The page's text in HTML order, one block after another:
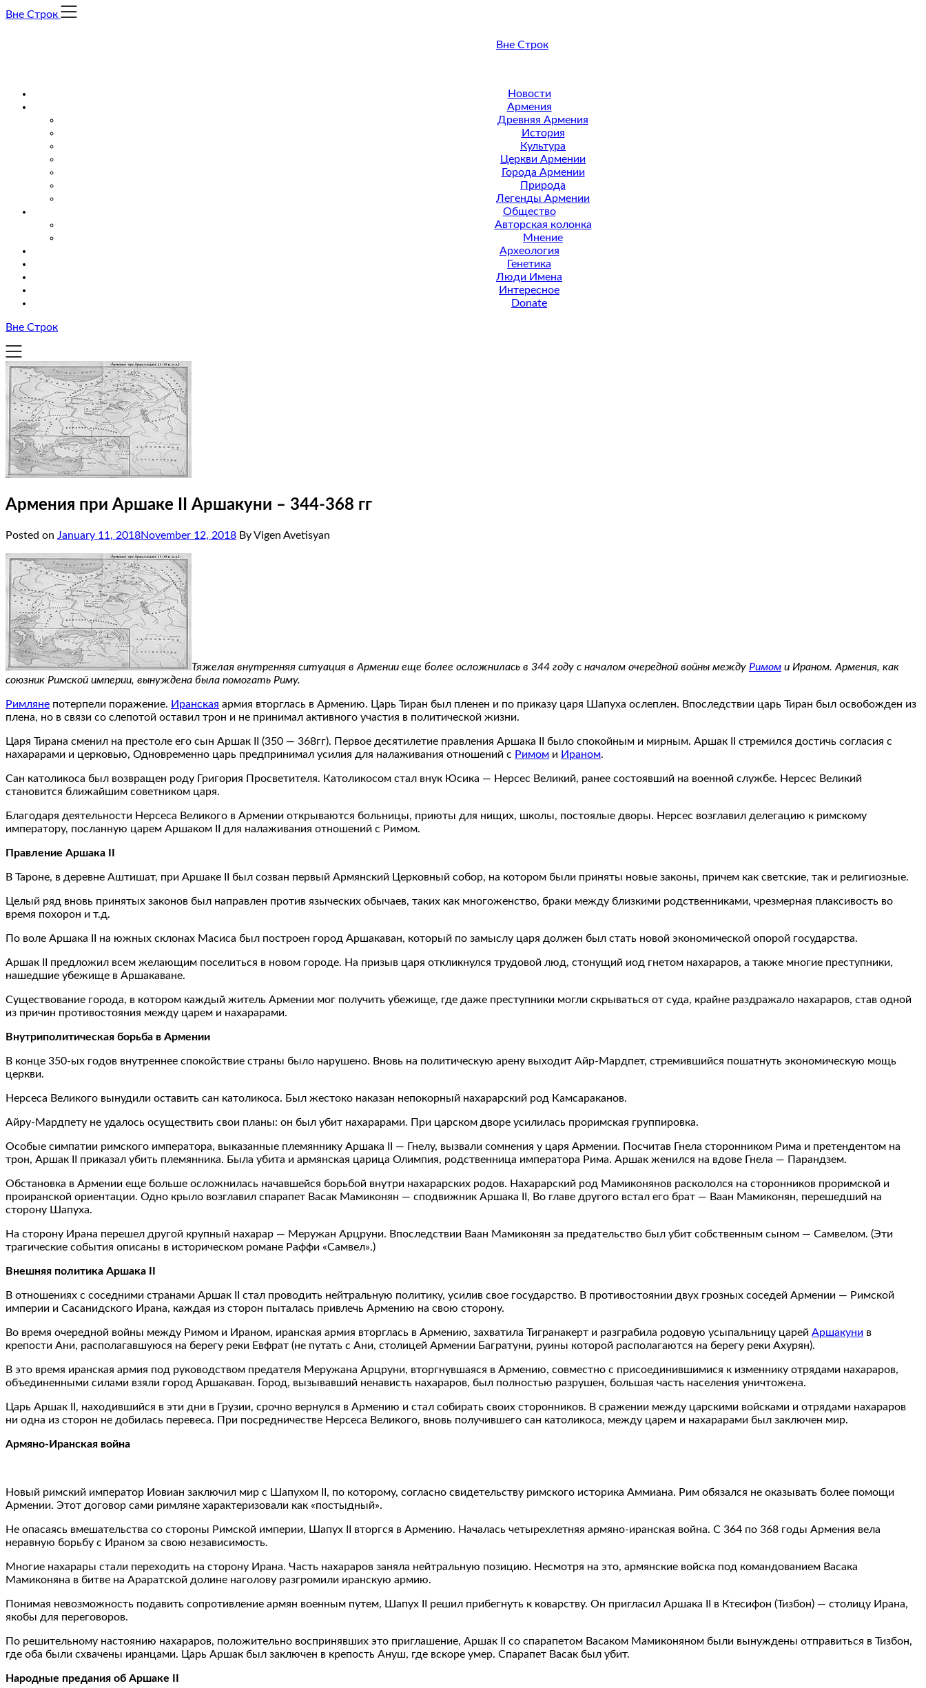
Skip
Вне Строк
Вне Строк
Новости
Армения
Древняя Армения
История
Культура
Церкви Армении
Города Армении
Природа
Легенды Армении
Общество
Авторская колонка
Мнение
Археология
Генетика
Люди Имена
Интересное
Donate
Вне Строк
Армения при Аршаке II Аршакуни – 344-368 гг
Posted on January 11, 2018November 12, 2018 By Vigen Avetisyan
Тяжелая внутренняя ситуация в Армении еще более осложнилась в 344 году с началом очередной войны между Римом и Ираном. Армения, как
союзник Римской империи, вынуждена была помогать Риму.
Римляне потерпели поражение. Иранская армия вторглась в Армению. Царь Тиран был пленен и по приказу царя Шапуха ослеплен. Впоследствии царь Тиран был освобожден из
плена, но в связи со слепотой оставил трон и не принимал активного участия в политической жизни.
Царя Тирана сменил на престоле его сын Аршак II (350 — 368гг). Первое десятилетие правления Аршака II было спокойным и мирным. Аршак II стремился достичь согласия с
нахарарами и церковью, Одновременно царь предпринимал усилия для налаживания отношений с Римом и Ираном.
Сан католикоса был возвращен роду Григория Просветителя. Католикосом стал внук Юсика — Нерсес Великий, ранее состоявший на военной службе. Нерсес Великий
становится ближайшим советником царя.
Благодаря деятельности Нерсеса Великого в Армении открываются больницы, приюты для нищих, школы, постоялые дворы. Нерсес возглавил делегацию к римскому
императору, посланную царем Аршаком II для налаживания отношений с Римом.
Правление Аршака II
В Тароне, в деревне Аштишат, при Аршаке II был созван первый Армянский Церковный собор, на котором были приняты новые законы, причем как светские, так и религиозные.
Целый ряд вновь принятых законов был направлен против языческих обычаев, таких как многоженство, браки между близкими родственниками, чрезмерная плаксивость во
время похорон и т.д.
По воле Аршака II на южных склонах Масиса был построен город Аршакаван, который по замыслу царя должен был стать новой экономической опорой государства.
Аршак II предложил всем желающим поселиться в новом городе. На призыв царя откликнулся трудовой люд, стонущий иод гнетом нахараров, а также многие преступники,
нашедшие убежище в Аршакаване.
Существование города, в котором каждый житель Армении мог получить убежище, где даже преступники могли скрываться от суда, крайне раздражало нахараров, став одной
из причин противостояния между царем и нахарарами.
Внутриполитическая борьба в Армении
В конце 350-ых годов внутреннее спокойствие страны было нарушено. Вновь на политическую арену выходит Айр-Мардпет, стремившийся пошатнуть экономическую мощь
церкви.
Нерсеса Великого вынудили оставить сан католикоса. Был жестоко наказан непокорный нахарарский род Камсараканов.
Айру-Мардпету не удалось осуществить свои планы: он был убит нахарарами. При царском дворе усилилась проримская группировка.
Особые симпатии римского императора, выказанные племяннику Аршака II — Гнелу, вызвали сомнения у царя Армении. Посчитав Гнела сторонником Рима и претендентом на
трон, Аршак II приказал убить племянника. Была убита и армянская царица Олимпия, родственница императора Рима. Аршак женился на вдове Гнела — Парандзем.
Обстановка в Армении еще больше осложнилась начавшейся борьбой внутри нахарарских родов. Нахарарский род Мамиконянов раскололся на сторонников проримской и
проиранской ориентации. Одно крыло возглавил спарапет Васак Мамиконян — сподвижник Аршака II, Во главе другого встал его брат — Ваан Мамиконян, перешедший на
сторону Шапуха.
На сторону Ирана перешел другой крупный нахарар — Меружан Арцруни. Впоследствии Ваан Мамиконян за предательство был убит собственным сыном — Самвелом. (Эти
трагические события описаны в историческом романе Раффи «Самвел».)
Внешняя политика Аршака II
В отношениях с соседними странами Аршак II стал проводить нейтральную политику, усилив свое государство. В противостоянии двух грозных соседей Армении — Римской
империи и Сасанидского Ирана, каждая из сторон пыталась привлечь Армению на свою сторону.
Во время очередной войны между Римом и Ираном, иранская армия вторглась в Армению, захватила Тигранакерт и разграбила родовую усыпальницу царей Аршакуни в
крепости Ани, располагавшуюся на берегу реки Евфрат (не путать с Ани, столицей Армении Багратуни, руины которой располагаются на берегу реки Ахурян).
В это время иранская армия под руководством предателя Меружана Арцруни, вторгнувшаяся в Армению, совместно с присоединившимися к изменнику отрядами нахараров,
объединенными силами взяли город Аршакаван. Город, вызывавший ненависть нахараров, был полностью разрушен, большая часть населения уничтожена.
Царь Аршак II, находившийся в эти дни в Грузии, срочно вернулся в Армению и стал собирать своих сторонников. В сражении между царскими войсками и отрядами нахараров
ни одна из сторон не добилась перевеса. При посредничестве Нерсеса Великого, вновь получившего сан католикоса, между царем и нахарарами был заключен мир.
Армяно-Иранская война
Новый римский император Иовиан заключил мир с Шапухом II, по которому, согласно свидетельству римского историка Аммиана. Рим обязался не оказывать более помощи
Армении. Этот договор сами римляне характеризовали как «постыдный».
Не опасаясь вмешательства со стороны Римской империи, Шапух II вторгся в Армению. Началась четырехлетняя армяно-иранская война. С 364 по 368 годы Армения вела
неравную борьбу с Ираном за свою независимость.
Многие нахарары стали переходить на сторону Ирана. Часть нахараров заняла нейтральную позицию. Несмотря на это, армянские войска под командованием Васака
Мамиконяна в битве на Араратской долине наголову разгромили иранскую армию.
Понимая невозможность подавить сопротивление армян военным путем, Шапух II решил прибегнуть к коварству. Он пригласил Аршака II в Ктесифон (Тизбон) — столицу Ирана,
якобы для переговоров.
По решительному настоянию нахараров, положительно воспринявших это приглашение, Аршак II со спарапетом Васаком Мамиконяном были вынуждены отправиться в Тизбон,
где оба были схвачены иранцами. Царь Аршак был заключен в крепость Ануш, где вскоре умер. Спарапет Васак был убит.
Народные предания об Аршаке II